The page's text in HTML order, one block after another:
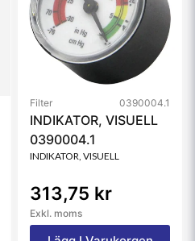
Filter 0390004.1
INDIKATOR, VISUELL
0390004.1
INDIKATOR, VISUELL
313,75 kr
Exkl. moms